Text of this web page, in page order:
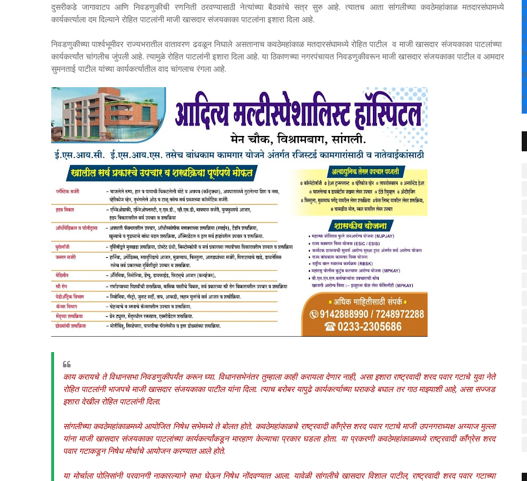
दुसरीकडे जागावाटप आणि निवडणुकीची रणनिती ठरवण्यासाठी नेत्यांच्या बैठकांचे सत्र सुरु आहे. त्यातच आता सांगलीच्या कवठेमहांकाळ मतदारसंघामध्ये
कार्यकर्त्याला दम दिल्याने रोहित पाटलांनी माजी खासदार संजयकाका पाटलांना इशारा दिला आहे.
निवडणुकीच्या पार्श्वभूमीवर राज्यभरातील वातावरण ढवळून निघाले असतानाच कवठेमहांकाळ मतदारसंघामध्ये रोहित पाटील व माजी खासदार संजयकाका पाटलांच्या
कार्यकर्त्यांत चांगलीच जुंपली आहे. त्यामुळे रोहित पाटलांनी इशारा दिला आहे. या ठिकाणच्या नगरपंचायत निवडणुकीवरून माजी खासदार संजयकाका पाटील व आमदार
सुमनताई पाटील यांच्या कार्यकर्त्यातील वाद चांगलाच रंगला आहे.
काय करायचे ते विधानसभा निवडणुकीपर्यंत करून घ्या. विधानसभेनंतर तुम्हाला काही करायला देणार नाही, असा इशारा राष्ट्रवादी शरद पवार गटाचे युवा नेते
रोहित पाटलांनी भाजपचे माजी खासदार संजयकाका पाटील यांना दिला. त्याच बरोबर यापुढे कार्यकर्त्याच्या घराकडे बघाल तर गाठ माझ्याशी आहे, असा सज्जड
इशारा देखील रोहित पाटलांनी दिला.
सांगलीच्या कवठेमहांकाळमध्ये आयोजित निषेध सभेमध्ये ते बोलत होते. कवठेमहांकाळचे राष्ट्रवादी काँग्रेस शरद पवार गटाचे माजी उपनगराध्यक्ष अय्याज मुल्ला
यांना माजी खासदार संजयकाका पाटलांच्या कार्यकर्त्यांकडून मारहाण केल्याचा प्रकार घडला होता. या प्रकरणी कवठेमहांकाळमध्ये राष्ट्रवादी काँग्रेस शरद
पवार गटाकडून निषेध मोर्चाचे आयोजन करण्यात आले होते.
या मोर्चाला पोलिसांनी परवानगी नाकारल्याने सभा घेऊन निषेध नोंदवण्यात आला. यावेळी सांगलीचे खासदार विशाल पाटील, राष्ट्रवादी शरद पवार गटाच्या
+